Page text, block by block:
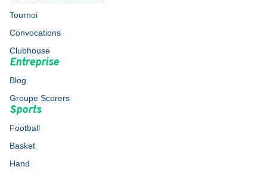
Tournoi
Convocations
Clubhouse
Entreprise
Blog
Groupe Scorers
Sports
Football
Basket
Hand